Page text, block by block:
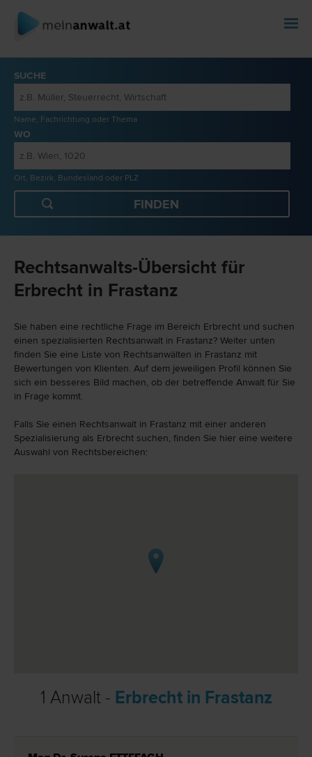
SUCHE
Name, Fachrichtung oder Thema
WO
Ort, Bezirk, Bundesland oder PLZ
Rechtsanwalts-Übersicht für
Erbrecht in Frastanz
Sie haben eine rechtliche Frage im Bereich Erbrecht und suchen
einen spezialisierten Rechtsanwalt in Frastanz? Weiter unten
finden Sie eine Liste von Rechtsanwälten in Frastanz mit
Bewertungen von Klienten. Auf dem jeweiligen Profil können Sie
sich ein besseres Bild machen, ob der betreffende Anwalt für Sie
in Frage kommt.
Falls Sie einen Rechtsanwalt in Frastanz mit einer anderen
Spezialisierung als Erbrecht suchen, finden Sie hier eine weitere
Auswahl von Rechtsbereichen:
1 Anwalt - Erbrecht in Frastanz